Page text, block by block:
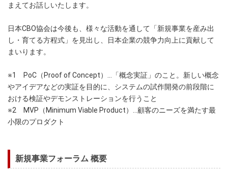
まえてお話しいたします。
日本CBO協会は今後も、様々な活動を通して「新規事業を産み出
し・育てる方程式」を見出し、日本企業の競争力向上に貢献して
まいります。
※1 PoC（Proof of Concept）…「概念実証」のこと。新しい概念
やアイデアなどの実証を目的に、システムの試作開発の前段階に
おける検証やデモンストレーションを行うこと
※2 MVP（Minimum Viable Product）…顧客のニーズを満たす最
小限のプロダクト
新規事業フォーラム 概要